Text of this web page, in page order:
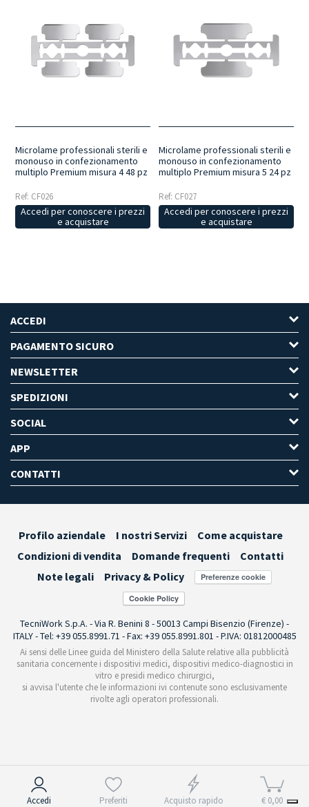
Accedi Preferiti Acquisto rapido € 0,00
Microlame professionali sterili e
monouso in confezionamento
multiplo Premium misura 4 48 pz
Ref: CF026
Accedi per conoscere i prezzi
e acquistare
Microlame professionali sterili e
monouso in confezionamento
multiplo Premium misura 5 24 pz
Ref: CF027
Accedi per conoscere i prezzi
e acquistare
ACCEDI
PAGAMENTO SICURO
NEWSLETTER
SPEDIZIONI
SOCIAL
APP
CONTATTI
Profilo aziendale I nostri Servizi
Come acquistare
Condizioni di vendita
Domande frequenti
Contatti
Note legali
Privacy & Policy Preferenze cookie
TecniWork S.p.A. - Via R. Benini 8 - 50013 Campi Bisenzio (Firenze) -
ITALY - Tel: +39 055.8991.71 - Fax: +39 055.8991.801 - P.IVA: 01812000485
Ai sensi delle Linee guida del Ministero della Salute relative alla pubblicità
sanitaria concernente i dispositivi medici, dispositivi medico-diagnostici in
vitro e presidi medico chirurgici,
si avvisa l'utente che le informazioni ivi contenute sono esclusivamente
rivolte agli operatori professionali.
Informativa sulla raccolta